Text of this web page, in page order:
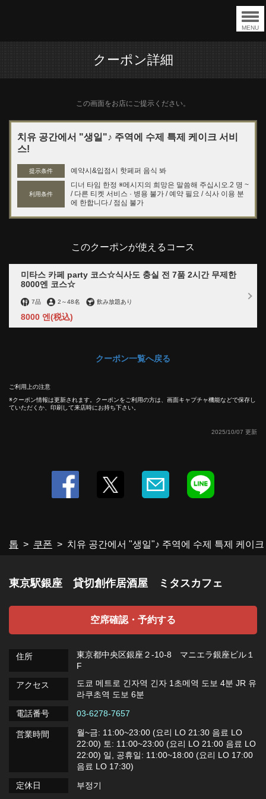
MENU
クーポン詳細
この画面をお店にご提示ください。
치유 공간에서 "생일"♪ 주역에 수제 특제 케이크 서비
스!
提示条件 예약시&입점시 핫페퍼 음식 봐
利用条件
디너 타임 한정 ※메시지의 희망은 말씀해 주십시오.2 명 ~
/ 다른 티켓 서비스 · 병용 불가 / 예약 필요 / 식사 이용 분
에 한합니다./ 점심 불가
このクーポンが使えるコース
미타스 카페 party 코스☆식사도 충실 전 7품 2시간 무제한
8000엔 코스☆
7品 2 ～48名 飲み放題あり
8000 엔 (税込)
クーポン一覧へ戻る
ご利用上の注意
クーポン情報は更新されます。クーポンをご利用の方は、画面キャプチャ機能などで保存し
ていただくか、印刷して来店時にお持ち下さい。
2025/10/07 更新
톱 쿠폰 치유 공간에서 "생일"♪ 주역에 수제 특제 케이
치유 공간에서 "생일"♪ 주역에 수제 특제 케이크 서비스! | 東
お店情報をコピー
東京駅銀座 貸切創作居酒屋 ミタスカフェ
空席確認・予約する
住所
東京都中央区銀座２-10-8 マニエラ銀座ビル１
F
アクセス
도쿄 메트로 긴자역 긴자 1초메역 도보 4분 JR 유
라쿠초역 도보 6분
電話番号
03-6278-7657
営業時間
월~금: 11:00~23:00 (요리 LO 21:30 음료 LO
22:00) 토: 11:00~23:00 (요리 LO 21:00 음료 LO
22:00) 일, 공휴일: 11:00~18:00 (요리 LO 17:00
음료 LO 17:30)
定休日
부정기